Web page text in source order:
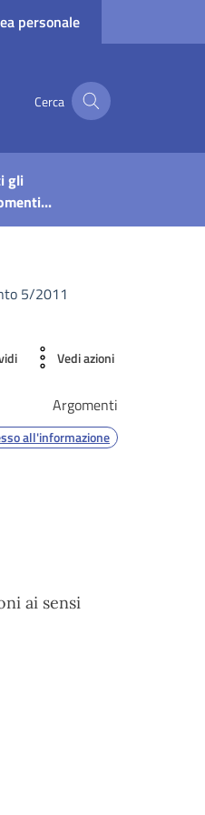
personale
Cerca
gli
5/2011
Vedi azioni
Argomenti
all'informazione
ai sensi